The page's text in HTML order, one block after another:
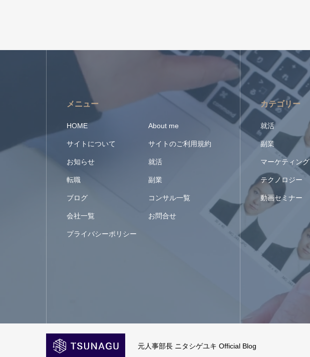
メニュー
HOME About me
サイトについて サイトのご利用規約
お知らせ 就活
転職 副業
ブログ コンサル一覧
会社一覧 お問合せ
プライバシーポリシー
カテゴリー
就活
副業
マーケティング
テクノロジー
動画セミナー
元人事部長 ニタシゲユキ Official Blog